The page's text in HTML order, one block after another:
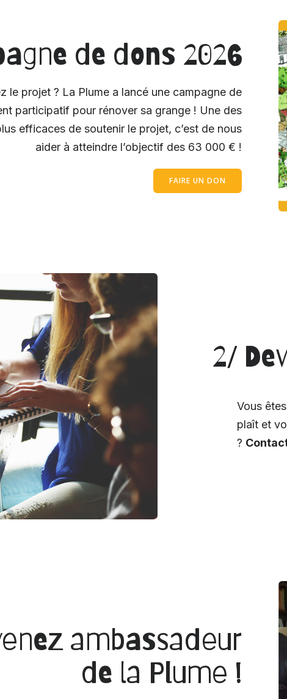
de dons 2026
le projet ? La Plume a lancé une campagne de
participatif pour rénover sa grange ! Une des
efficaces de soutenir le projet, c’est de nous
aider à atteindre l’objectif des 63 000 € !
FAIRE UN DON
2/
Vous
plaît et
?
ambassadeur
de la Plume !